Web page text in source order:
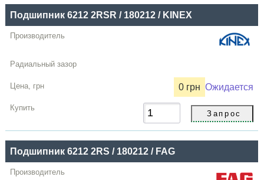
Подшипник 6212 2RSR / 180212 / KINEX
0 грн Ожидается
Подшипник 6212 2RS / 180212 / FAG